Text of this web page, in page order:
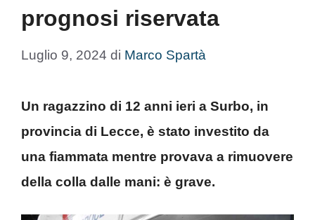
prognosi riservata
Luglio 9, 2024 di Marco Spartà
Un ragazzino di 12 anni ieri a Surbo, in
provincia di Lecce, è stato investito da
una fiammata mentre provava a rimuovere
della colla dalle mani: è grave.